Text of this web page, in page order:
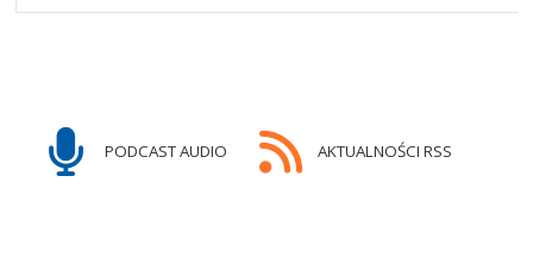
PODCAST AUDIO AKTUALNOŚCI RSS